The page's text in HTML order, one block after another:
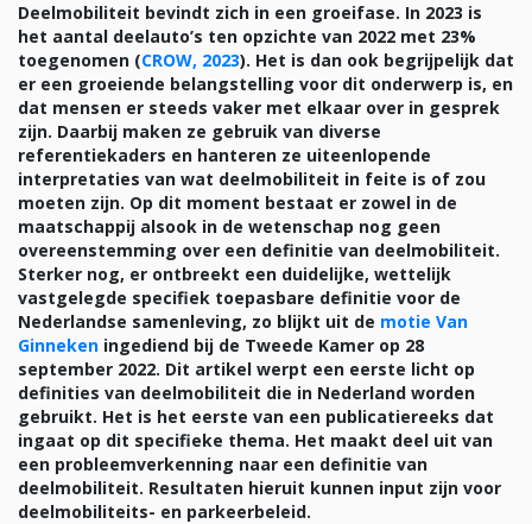
Deelmobiliteit bevindt zich in een groeifase. In 2023 is
het aantal deelauto’s ten opzichte van 2022 met 23%
toegenomen (CROW, 2023). Het is dan ook begrijpelijk dat
er een groeiende belangstelling voor dit onderwerp is, en
dat mensen er steeds vaker met elkaar over in gesprek
zijn. Daarbij maken ze gebruik van diverse
referentiekaders en hanteren ze uiteenlopende
interpretaties van wat deelmobiliteit in feite is of zou
moeten zijn. Op dit moment bestaat er zowel in de
maatschappij alsook in de wetenschap nog geen
overeenstemming over een definitie van deelmobiliteit.
Sterker nog, er ontbreekt een duidelijke, wettelijk
vastgelegde specifiek toepasbare definitie voor de
Nederlandse samenleving, zo blijkt uit de motie Van
Ginneken ingediend bij de Tweede Kamer op 28
september 2022. Dit artikel werpt een eerste licht op
definities van deelmobiliteit die in Nederland worden
gebruikt. Het is het eerste van een publicatiereeks dat
ingaat op dit specifieke thema. Het maakt deel uit van
een probleemverkenning naar een definitie van
deelmobiliteit. Resultaten hieruit kunnen input zijn voor
deelmobiliteits- en parkeerbeleid.